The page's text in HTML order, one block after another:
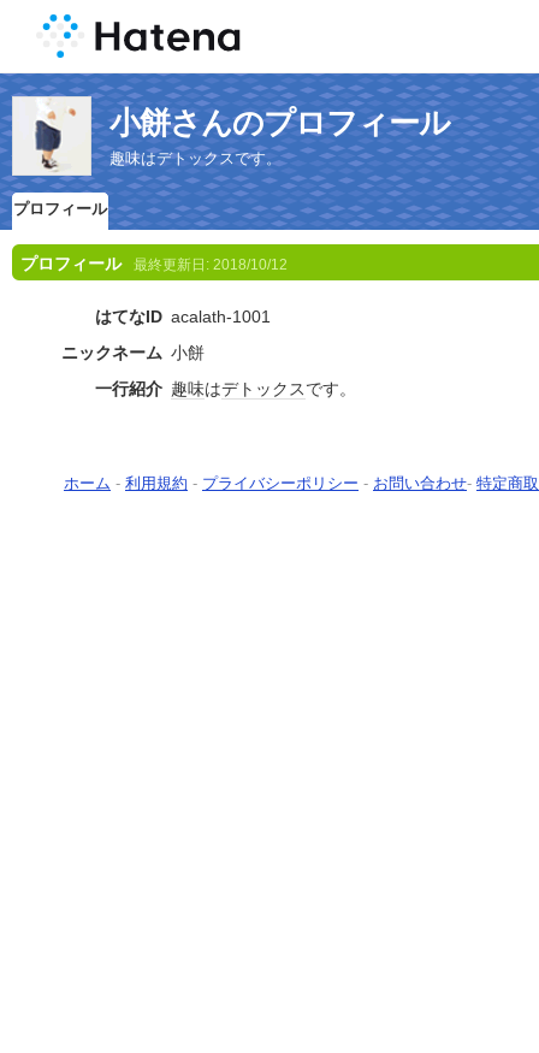
小餅さんのプロフィール
趣味はデトックスです。
プロフィール
プロフィール 最終更新日: 2018/10/12
はてなID acalath-1001
ニックネーム 小餅
一行紹介 趣味はデトックスです。
ホーム - 利用規約 - プライバシーポリシー - お問い合わせ- 特定商